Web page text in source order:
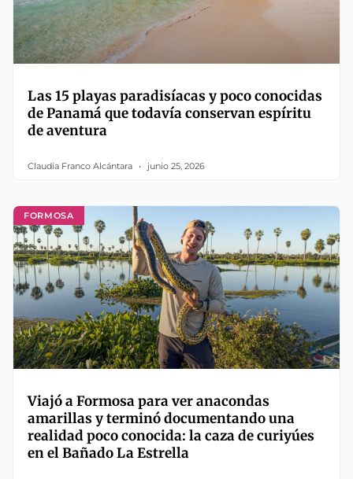
Las 15 playas paradisíacas y poco conocidas
de Panamá que todavía conservan espíritu
de aventura
Claudia Franco Alcántara junio 25, 2026
FORMOSA
Viajó a Formosa para ver anacondas
amarillas y terminó documentando una
realidad poco conocida: la caza de curiyúes
en el Bañado La Estrella